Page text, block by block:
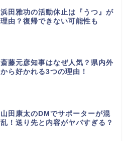
浜田雅功の活動休止は『うつ』が
理由？復帰できない可能性も
斎藤元彦知事はなぜ人気？県内外
から好かれる3つの理由！
山田康太のDMでサポーターが混
乱！送り先と内容がヤバすぎる？